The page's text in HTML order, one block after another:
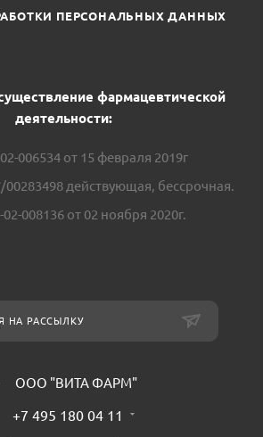
ПЕРСОНАЛЬНЫХ ДАННЫХ
фармацевтической
деятельности:
006534 от 15 февраля 2019г
00283498 действующая, бессрочная.
008136 от 02 ноября 2020г.
НА РАССЫЛКУ
ООО "ВИТА ФАРМ"
+7 495 180 04 11